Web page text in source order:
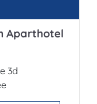
Aparthotel
3d